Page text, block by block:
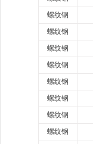
螺纹钢
螺纹钢
螺纹钢
螺纹钢
螺纹钢
螺纹钢
螺纹钢
螺纹钢